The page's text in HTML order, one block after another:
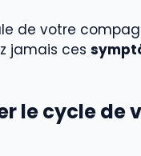
de votre
jamais ces
le cycle de